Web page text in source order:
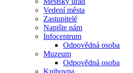
Vedení města
Zastupitelé
Napište nám
Infocentrum
Odpovědná osoba
Muzeum
Odpovědná osoba
Knihovna